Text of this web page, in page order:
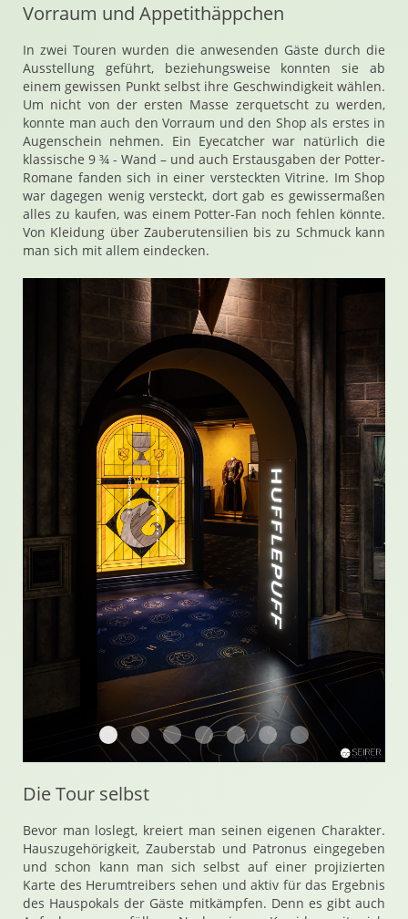
Vorraum und Appetithäppchen
In zwei Touren wurden die anwesenden Gäste durch die
Ausstellung geführt, beziehungsweise konnten sie ab
einem gewissen Punkt selbst ihre Geschwindigkeit wählen.
Um nicht von der ersten Masse zerquetscht zu werden,
konnte man auch den Vorraum und den Shop als erstes in
Augenschein nehmen. Ein Eyecatcher war natürlich die
klassische 9 ¾ - Wand – und auch Erstausgaben der Potter-
Romane fanden sich in einer versteckten Vitrine. Im Shop
war dagegen wenig versteckt, dort gab es gewissermaßen
alles zu kaufen, was einem Potter-Fan noch fehlen könnte.
Von Kleidung über Zauberutensilien bis zu Schmuck kann
man sich mit allem eindecken.
Harry Potter Ausstellung in Wien Metastadt
Harry Potter Ausstellung in Wien
Harry Potter Ausstellung in Wien
Harry Potter Ausstellung in
Harry Potter Ausstellung
Harry Potter
Harry Potter
Die Tour selbst
Bevor man loslegt, kreiert man seinen eigenen Charakter.
Hauszugehörigkeit, Zauberstab und Patronus eingegeben
und schon kann man sich selbst auf einer projizierten
Karte des Herumtreibers sehen und aktiv für das Ergebnis
des Hauspokals der Gäste mitkämpfen. Denn es gibt auch